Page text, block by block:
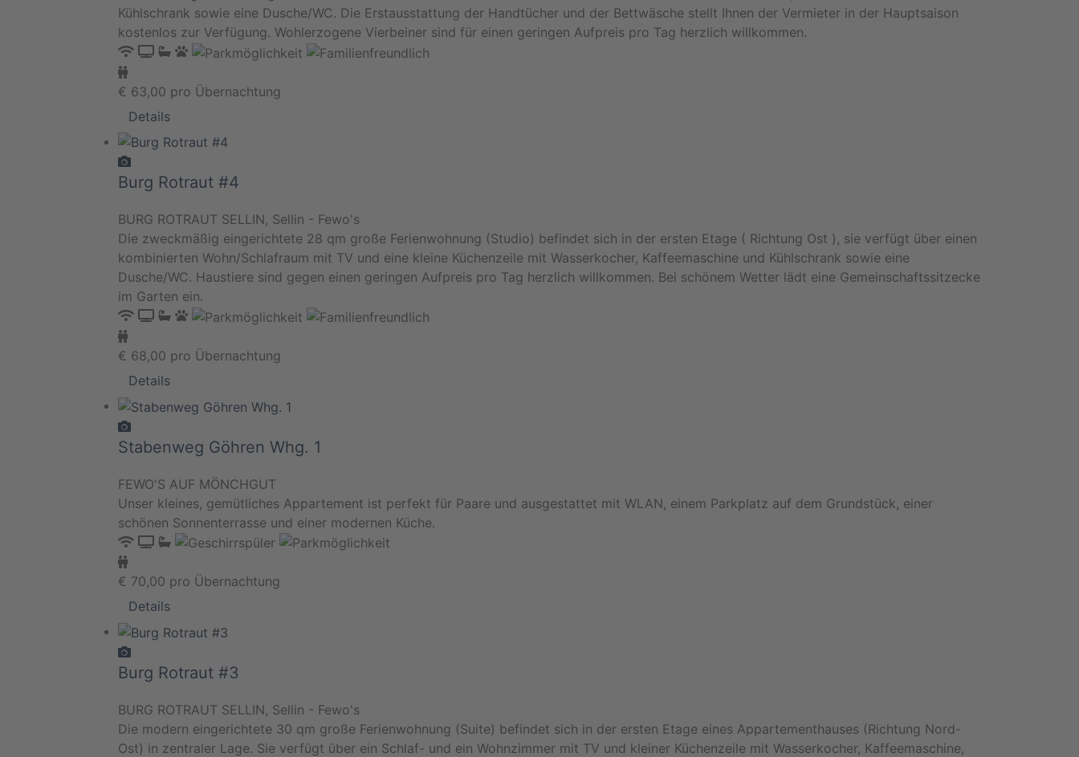
Kühlschrank sowie eine Dusche/WC. Die Erstausstattung der Handtücher und der Bettwäsche stellt Ihnen der Vermieter in der Hauptsaison
kostenlos zur Verfügung. Wohlerzogene Vierbeiner sind für einen geringen Aufpreis pro Tag herzlich willkommen.
€ 63,00 pro Übernachtung
Details
Burg Rotraut #4
BURG ROTRAUT SELLIN, Sellin - Fewo's
Die zweckmäßig eingerichtete 28 qm große Ferienwohnung (Studio) befindet sich in der ersten Etage ( Richtung Ost ), sie verfügt über einen
kombinierten Wohn/Schlafraum mit TV und eine kleine Küchenzeile mit Wasserkocher, Kaffeemaschine und Kühlschrank sowie eine
Dusche/WC. Haustiere sind gegen einen geringen Aufpreis pro Tag herzlich willkommen. Bei schönem Wetter lädt eine Gemeinschaftssitzecke
im Garten ein.
€ 68,00 pro Übernachtung
Details
Stabenweg Göhren Whg. 1
FEWO'S AUF MÖNCHGUT
Unser kleines, gemütliches Appartement ist perfekt für Paare und ausgestattet mit WLAN, einem Parkplatz auf dem Grundstück, einer
schönen Sonnenterrasse und einer modernen Küche.
€ 70,00 pro Übernachtung
Details
Burg Rotraut #3
BURG ROTRAUT SELLIN, Sellin - Fewo's
Die modern eingerichtete 30 qm große Ferienwohnung (Suite) befindet sich in der ersten Etage eines Appartementhauses (Richtung Nord-
Ost) in zentraler Lage. Sie verfügt über ein Schlaf- und ein Wohnzimmer mit TV und kleiner Küchenzeile mit Wasserkocher, Kaffeemaschine,